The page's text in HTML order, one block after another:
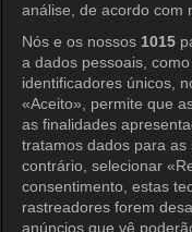
análise, de acordo com
Nós e os nossos 1015
a dados pessoais,
identificadores únicos,
«Aceito», permite que
as finalidades
tratamos dados para
contrário, selecionar
consentimento, estas
rastreadores forem
anúncios que vê